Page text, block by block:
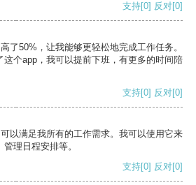
支持[0] 反对[0]
了50%，让我能够更轻松地完成工作任务。
个app，我可以提前下班，有更多的时间陪
支持[0] 反对[0]
以满足我所有的工作需求。我可以使用它来
理日程安排等。
支持[0] 反对[0]